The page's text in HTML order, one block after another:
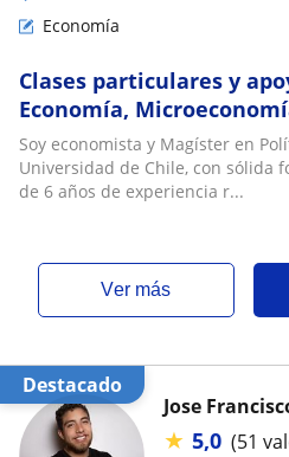
Economía
Clases particulares y
Economía,
Econometría
Soy economista y Magíster en
Universidad de Chile, con sólida
de 6 años de experiencia r...
ver más
Destacado
Jose
★ 5,0 (51